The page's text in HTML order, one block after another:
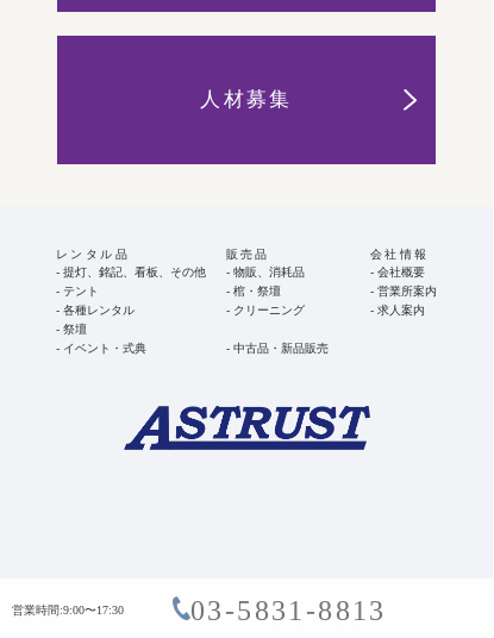
人材募集
レンタル品
提灯、銘記、看板、その他
テント
各種レンタル
祭壇
イベント・式典
販売品
物販、消耗品
棺・祭壇
クリーニング
中古品・新品販売
会社情報
会社概要
営業所案内
求人案内
営業時間:9:00〜17:30 03-5831-8813